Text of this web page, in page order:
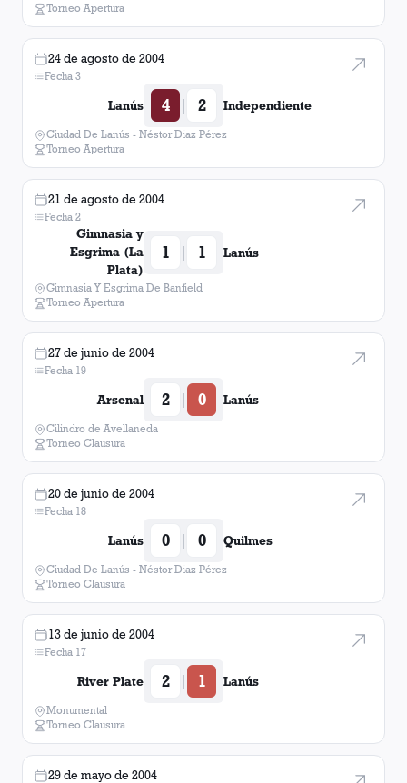
Torneo Apertura
24 de agosto de 2004
Fecha 3
Lanús 4 | 2 Independiente
Ciudad De Lanús - Néstor Diaz Pérez
Torneo Apertura
21 de agosto de 2004
Fecha 2
Gimnasia y
Esgrima (La
Plata)
1 | 1 Lanús
Gimnasia Y Esgrima De Banfield
Torneo Apertura
27 de junio de 2004
Fecha 19
Arsenal 2 | 0 Lanús
Cilindro de Avellaneda
Torneo Clausura
20 de junio de 2004
Fecha 18
Lanús 0 | 0 Quilmes
Ciudad De Lanús - Néstor Diaz Pérez
Torneo Clausura
13 de junio de 2004
Fecha 17
River Plate 2 | 1 Lanús
Monumental
Torneo Clausura
29 de mayo de 2004